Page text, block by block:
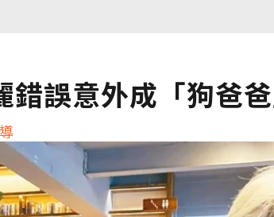
誤意外成「狗爸爸